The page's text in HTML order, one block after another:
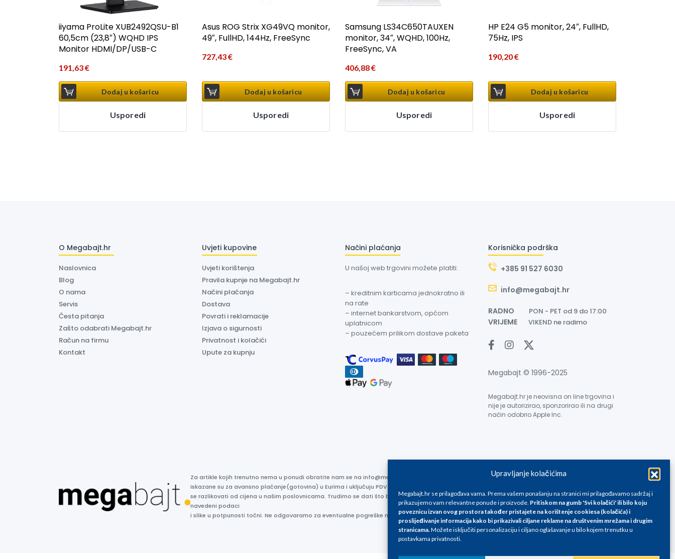
Upravljanje kolačićima
Megabajt.hr se prilagođava vama. Prema vašem ponašanju na stranici mi prilagođavamo sadržaj i
prikazujemo vam relevantne ponude i proizvode. Pritiskom na gumb 'Svi kolačići' ili bilo koju
poveznicu izvan ovog prostora također pristajete na korištenje cookiesa (kolačića) i
proslijeđivanje informacija kako bi prikazivali ciljane reklame na društvenim mrežama i drugim
stranicama.Možete isključiti personalizaciju i ciljano oglašavanje u bilo kojem trenutku u
postavkama privatnosti.
iiyama ProLite XUB2492QSU-B1
60,5cm (23,8″) WQHD IPS
Monitor HDMI/DP/USB-C
191,63€
Dodaj u košaricu
Usporedi
Asus ROG Strix XG49VQ monitor,
49″, FullHD, 144Hz, FreeSync
727,43€
Dodaj u košaricu
Usporedi
Samsung LS34C650TAUXEN
monitor, 34″, WQHD, 100Hz,
FreeSync, VA
406,88€
Dodaj u košaricu
Usporedi
HP E24 G5 monitor, 24″, FullHD,
75Hz, IPS
190,20€
Dodaj u košaricu
Usporedi
O Megabajt.hr
Naslovnica
Blog
O nama
Servis
Česta pitanja
Zašto odabrati Megabajt.hr
Račun na firmu
Kontakt
Uvjeti kupovine
Uvjeti korištenja
Pravila kupnje na Megabajt.hr
Načini plaćanja
Dostava
Povrati i reklamacije
Izjava o sigurnosti
Privatnost i kolačići
Upute za kupnju
Načini plaćanja
U našoj web trgovini možete platiti:
– kreditnim karticama jednokratno ili
na rate
– internet bankarstvom, općom
uplatnicom
– pouzećem prilikom dostave paketa
Korisnička podrška
+385 91 527 6030
info@megabajt.hr
RADNO PON - PET od 9 do 17:00
VRIJEME VIKEND ne radimo
Megabajt © 1996-2025
Megabajt.hr je neovisna on line trgovina i
nije je autorizirao, sponzorirao ili na drugi
način odobrio Apple Inc.
Za artikle kojih trenutno nema u ponudi obratite nam se na info@megabajt.hr. Sve cijene su informativnog karaktera i podložne su promjenama, a
iskazane su za avansno plaćanje(gotovina) u Eurima i uključuju PDV. Sve cijene su iskazane isključivo za kupovinu putem webshop-a i mogu
se razlikovati od cijena u našim poslovnicama. Trudimo se dati što bolji i točniji opis i sliku. Unatoč tome, ne možemo garantirati da su svi
navedeni podaci
i slike u potpunosti točni. Ne odgovaramo za eventualne pogreške nastale u opisu proizvoda, greške prilikom štampanja te promjene cijena.